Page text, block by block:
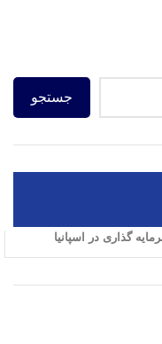
جستجو
گذاری در اسپانیا